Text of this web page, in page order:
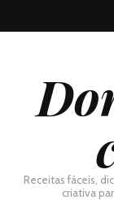
Receitas fáceis,
criativa